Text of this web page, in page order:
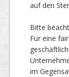
auf den
Bitte
Für eine
im